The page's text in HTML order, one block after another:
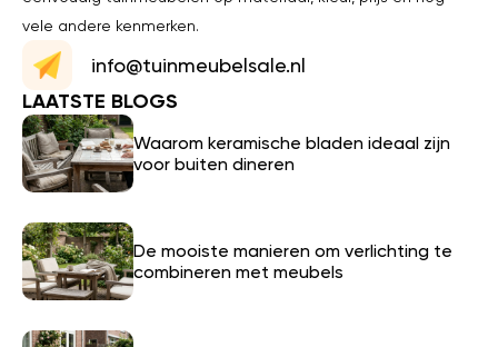
vele andere kenmerken.
info@tuinmeubelsale.nl
LAATSTE BLOGS
Waarom keramische bladen ideaal zijn
voor buiten dineren
De mooiste manieren om verlichting te
combineren met meubels